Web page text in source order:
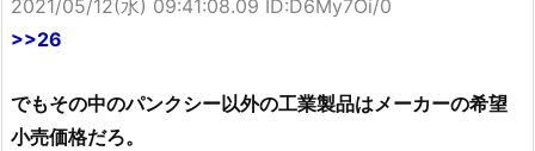
2021/05/12(水) 09:41:08.09 ID:D6My7Oi/0
>>26
でもその中のパンクシー以外の工業製品はメーカーの希望
小売価格だろ。